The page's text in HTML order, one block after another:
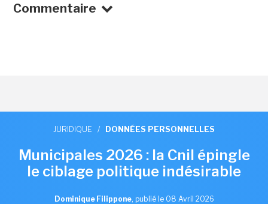
Commentaire
JURIDIQUE / DONNÉES PERSONNELLES
Municipales 2026 : la Cnil épingle
le ciblage politique indésirable
Dominique Filippone, publié le 08 Avril 2026